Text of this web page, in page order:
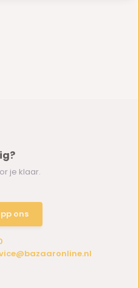
je klaar.
ons